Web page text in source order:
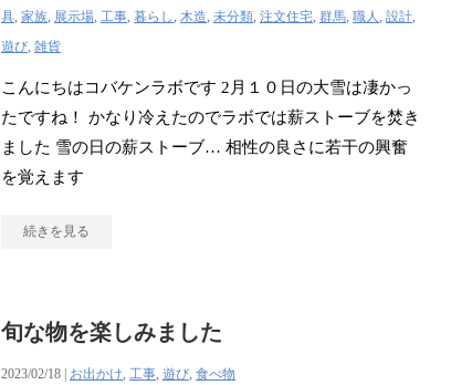
具, 家族, 展示場, 工事, 暮らし, 木造, 未分類, 注文住宅, 群馬, 職人, 設計,
遊び, 雑貨
こんにちはコバケンラボです 2月１０日の大雪は凄かっ
たですね！ かなり冷えたのでラボでは薪ストーブを焚き
ました 雪の日の薪ストーブ… 相性の良さに若干の興奮
を覚えます
続きを見る
旬な物を楽しみました
2023/02/18 | お出かけ, 工事, 遊び, 食べ物